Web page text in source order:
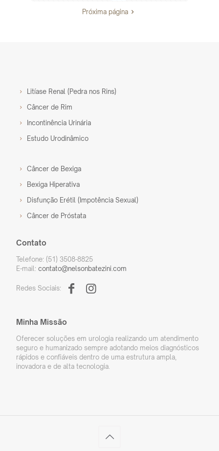
Próxima página
Litíase Renal (Pedra nos Rins)
Câncer de Rim
Incontinência Urinária
Estudo Urodinâmico
Câncer de Bexiga
Bexiga Hiperativa
Disfunção Erétil (Impotência Sexual)
Câncer de Próstata
Contato
Telefone: (51) 3508-8825
E-mail: contato@nelsonbatezini.com
Redes Sociais:
Minha Missão
Oferecer soluções em urologia realizando um atendimento
seguro e humanizado sempre adotando meios diagnósticos
rápidos e confiáveis dentro de uma estrutura ampla,
inovadora e de alta tecnologia.